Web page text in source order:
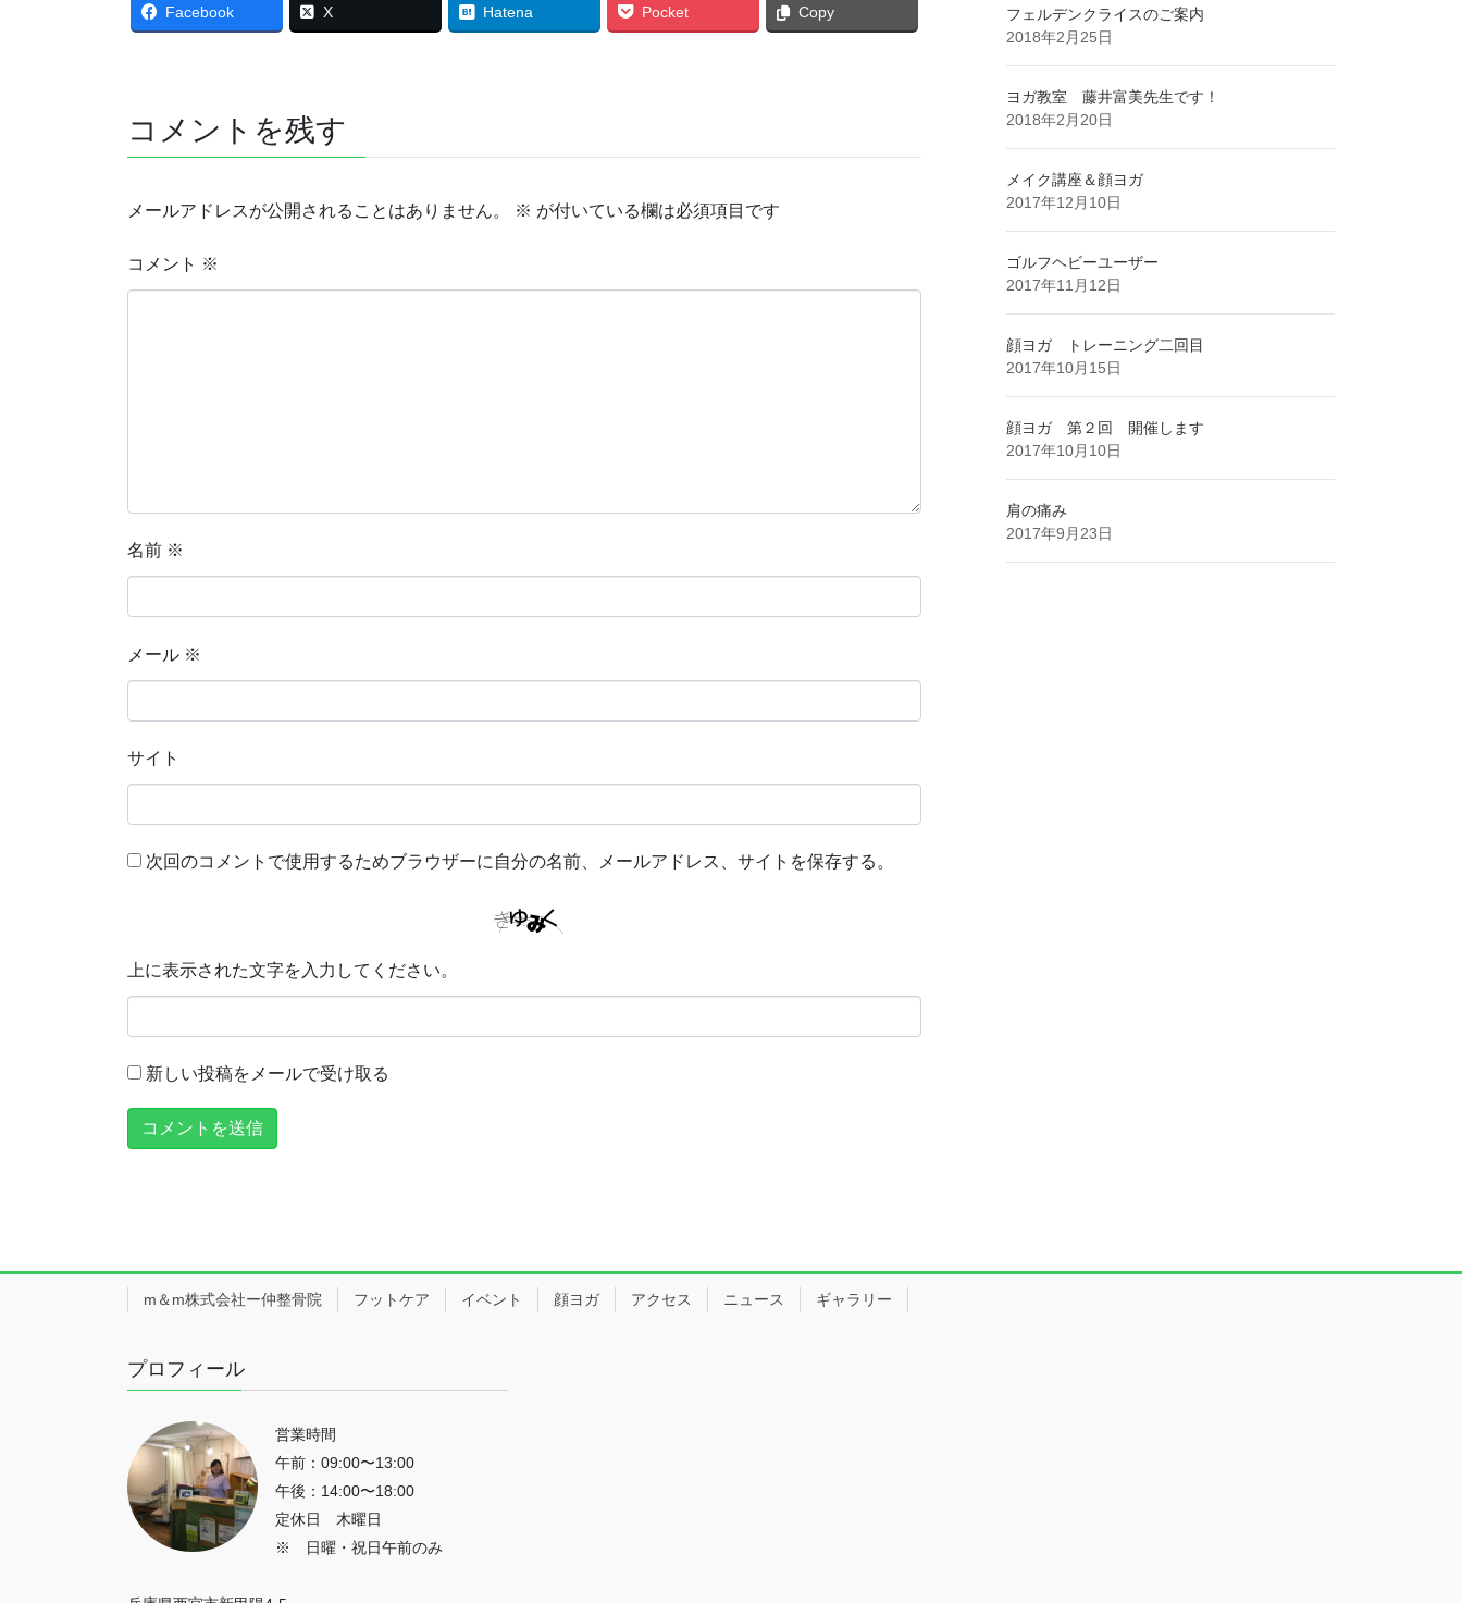
Facebook X Hatena Pocket Copy
コメントを残す
メールアドレスが公開されることはありません。 ※ が付いている欄は必須項目です
コメント ※
名前 ※
メール ※
サイト
次回のコメントで使用するためブラウザーに自分の名前、メールアドレス、サイトを保存する。
上に表示された文字を入力してください。
新しい投稿をメールで受け取る
フェルデンクライスのご案内
2018年2月25日
ヨガ教室 藤井富美先生です！
2018年2月20日
メイク講座＆顔ヨガ
2017年12月10日
ゴルフヘビーユーザー
2017年11月12日
顔ヨガ トレーニング二回目
2017年10月15日
顔ヨガ 第２回 開催します
2017年10月10日
肩の痛み
2017年9月23日
m＆m株式会社ー仲整骨院 フットケア イベント 顔ヨガ アクセス ニュース ギャラリー
プロフィール
営業時間
午前：09:00〜13:00
午後：14:00〜18:00
定休日 木曜日
※ 日曜・祝日午前のみ